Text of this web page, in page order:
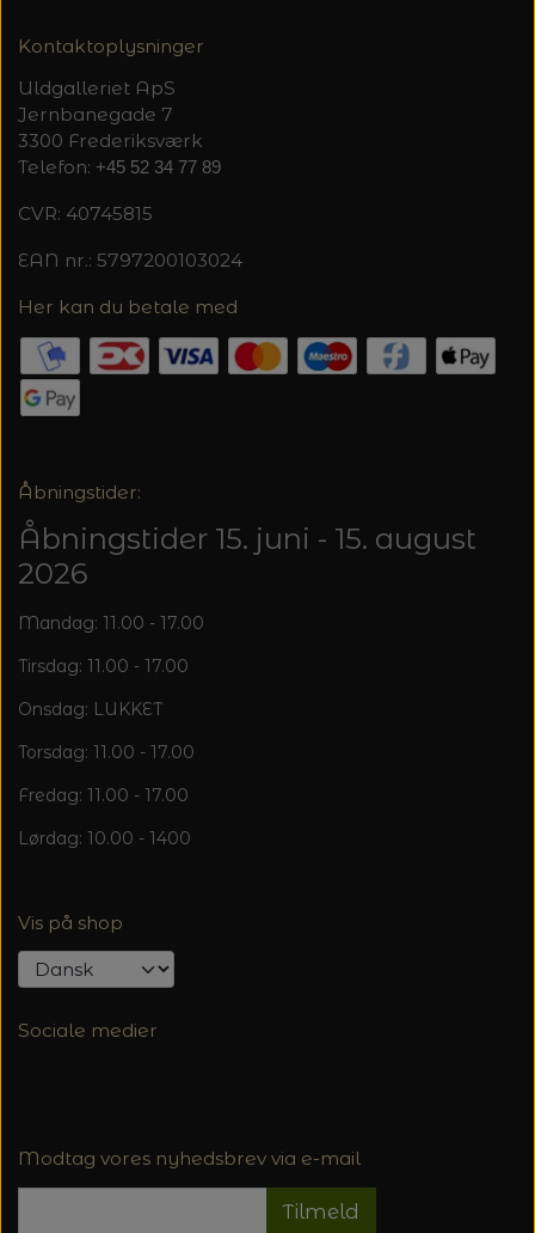
Kontaktoplysninger
Uldgalleriet ApS
Jernbanegade 7
3300 Frederiksværk
Telefon: +45 52 34 77 89
CVR: 40745815
EAN nr.: 5797200103024
Her kan du betale med
Åbningstider:
Åbningstider 15. juni - 15. august
2026
Mandag: 11.00 - 17.00
Tirsdag: 11.00 - 17.00
Onsdag: LUKKET
Torsdag: 11.00 - 17.00
Fredag: 11.00 - 17.00
Lørdag: 10.00 - 1400
Vis på shop
Sociale medier
Modtag vores nyhedsbrev via e-mail
Tilmeld